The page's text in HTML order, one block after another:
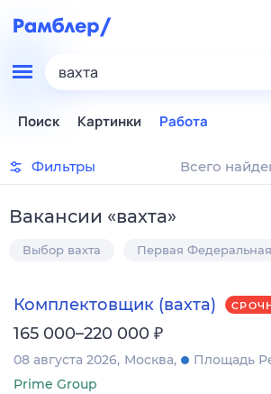
вахта
Поиск Картинки Работа
Фильтры Всего
Вакансии «вахта»
Выбор вахта Первая
Комплектовщик (вахта)
165 000–220 000 ₽
08 августа 2026 Москва
Площадь
Prime Group